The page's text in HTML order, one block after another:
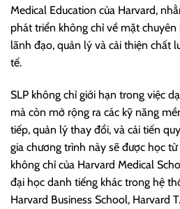
Medical Education của Harvard,
phát triển không chỉ về mặt
lãnh đạo, quản lý và cải thiện chất
tế.
SLP không chỉ giới hạn trong việc
mà còn mở rộng ra các kỹ năng
tiếp, quản lý thay đổi, và cải tiến
gia chương trình này sẽ được học
không chỉ của Harvard Medical
đại học danh tiếng khác trong hệ
Harvard Business School, Harvard